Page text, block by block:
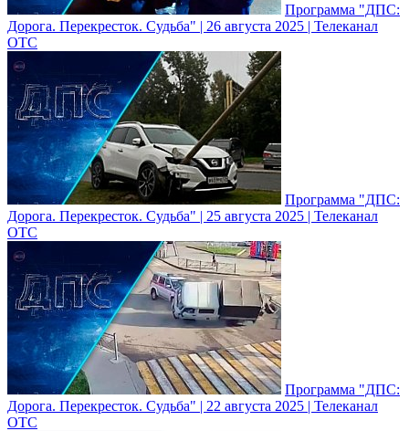
Программа "ДПС:
Дорога. Перекресток. Судьба" | 26 августа 2025 | Телеканал
ОТС
Программа "ДПС:
Дорога. Перекресток. Судьба" | 25 августа 2025 | Телеканал
ОТС
Программа "ДПС:
Дорога. Перекресток. Судьба" | 22 августа 2025 | Телеканал
ОТС